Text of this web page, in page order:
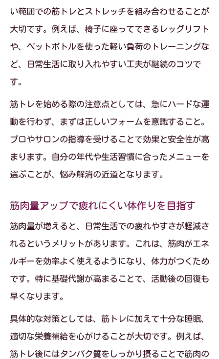
い範囲での筋トレとストレッチを組み合わせることが
大切です。例えば、椅子に座ってできるレッグリフト
や、ペットボトルを使った軽い負荷のトレーニングな
ど、日常生活に取り入れやすい工夫が継続のコツで
す。
筋トレを始める際の注意点としては、急にハードな運
動を行わず、まずは正しいフォームを意識すること。
プロやサロンの指導を受けることで効果と安全性が高
まります。自分の年代や生活習慣に合ったメニューを
選ぶことが、悩み解消の近道となります。
筋肉量アップで疲れにくい体作りを目指す
筋肉量が増えると、日常生活での疲れやすさが軽減さ
れるというメリットがあります。これは、筋肉がエネ
ルギーを効率よく使えるようになり、体力がつくため
です。特に基礎代謝が高まることで、活動後の回復も
早くなります。
具体的な対策としては、筋トレに加えて十分な睡眠、
適切な栄養補給を心がけることが大切です。例えば、
筋トレ後にはタンパク質をしっかり摂ることで筋肉の